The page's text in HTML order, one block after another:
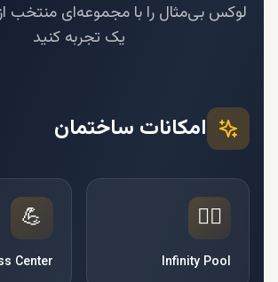
لوکس بی‌مثال را با مجموعه‌ای منتخب
یک تجربه کنید
امکانات ساختمان
🏊‍♂️
Infinity Pool
💪
Center